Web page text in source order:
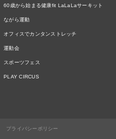
60歳から始まる健康fit LaLaLaサーキット
ながら運動
オフィスでカンタンストレッチ
運動会
スポーツフェス
PLAY CIRCUS
プライバシーポリシー